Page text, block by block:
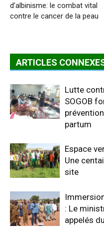
d’albinisme: le combat vital
contre le cancer de la peau
ARTICLES
Lutte
SOGOB
partum
Espace
Une
site
: Le
appelés